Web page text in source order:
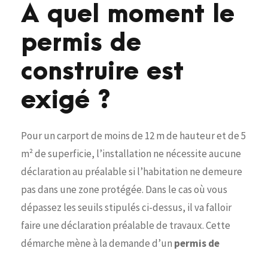
A quel moment le
permis de
construire est
exigé ?
Pour un carport de moins de 12 m de hauteur et de 5
m² de superficie, l’installation ne nécessite aucune
déclaration au préalable si l’habitation ne demeure
pas dans une zone protégée. Dans le cas où vous
dépassez les seuils stipulés ci-dessus, il va falloir
faire une déclaration préalable de travaux. Cette
démarche mène à la demande d’un permis de